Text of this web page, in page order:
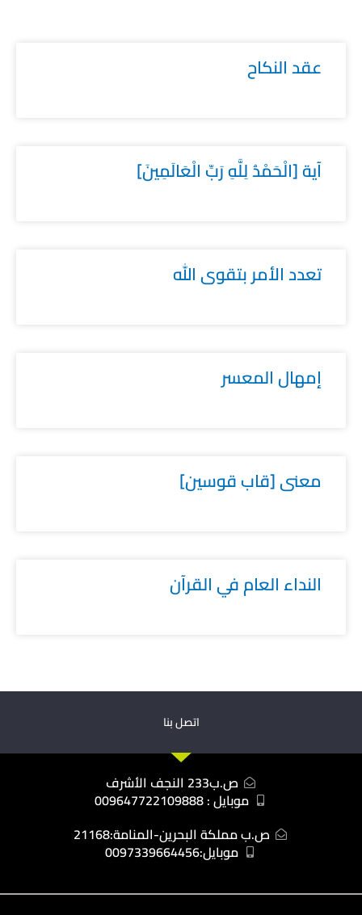
عقد النكاح
آية [الْحَمْدُ لِلَّهِ رَبِّ الْعَالَمِينَ]
تعدد الأمر بتقوى الله
إمهال المعسر
معنى [قاب قوسين]
النداء العام في القرآن
اتصل بنا
ص.ب233 النجف الأشرف
موبايل : 009647722109888
ص.ب مملكة البحرين-المنامة:21168
موبايل:0097339664456